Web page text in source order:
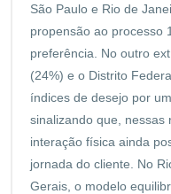
São Paulo e Rio de
propensão ao processo
preferência. No outro
(24%) e o Distrito
índices de desejo por
sinalizando que, nessas
interação física ainda
jornada do cliente. No
Gerais, o modelo